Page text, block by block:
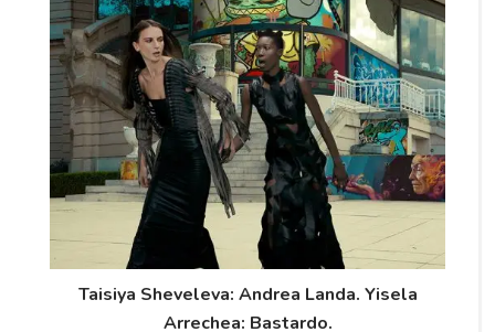
Taisiya Sheveleva: Andrea Landa. Yisela
Arrechea: Bastardo.